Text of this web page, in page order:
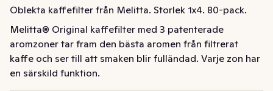
Oblekta kaffefilter från Melitta. Storlek 1x4. 80-pack.
Melitta® Original kaffefilter med 3 patenterade
aromzoner tar fram den bästa aromen från filtrerat
kaffe och ser till att smaken blir fulländad. Varje zon har
en särskild funktion.